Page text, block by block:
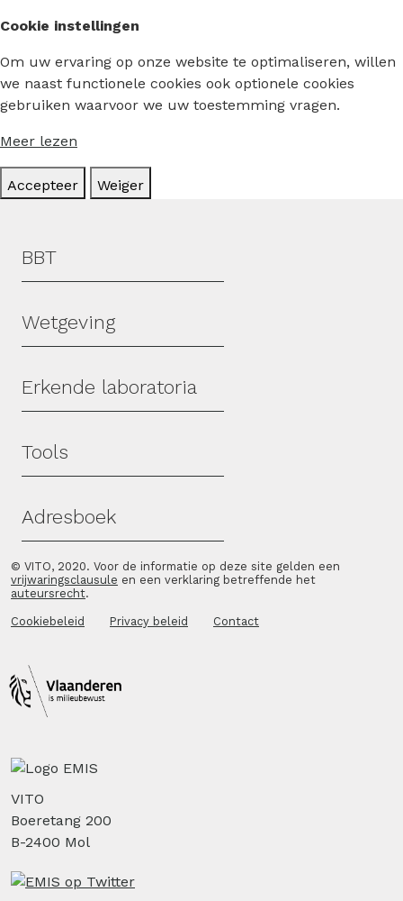
Connecting talent.
Cookie instellingen
Om uw ervaring op onze website te optimaliseren, willen
we naast functionele cookies ook optionele cookies
gebruiken waarvoor we uw toestemming vragen.
Meer lezen
Accepteer Weiger
Hoofdmenu
BBT
Wetgeving
Erkende laboratoria
Tools
Adresboek
© VITO, 2020. Voor de informatie op deze site gelden een
vrijwaringsclausule en een verklaring betreffende het
auteursrecht.
Cookiebeleid Privacy beleid Contact
VITO
Boeretang 200
B-2400 Mol